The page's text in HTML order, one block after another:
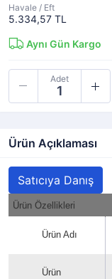
Havale / Eft
5.334,57 TL
Aynı Gün Kargo
Adet
Ürün Açıklaması
Satıcıya Danış
Ürün Özellikleri
Ürün Adı
Ürün